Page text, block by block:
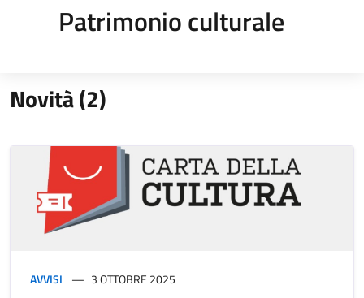
Patrimonio culturale
Novità (2)
AVVISI 3 OTTOBRE 2025